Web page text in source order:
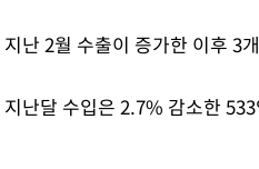
지난 2월 수출이 증가한 이후 3
지난달 수입은 2.7% 감소한